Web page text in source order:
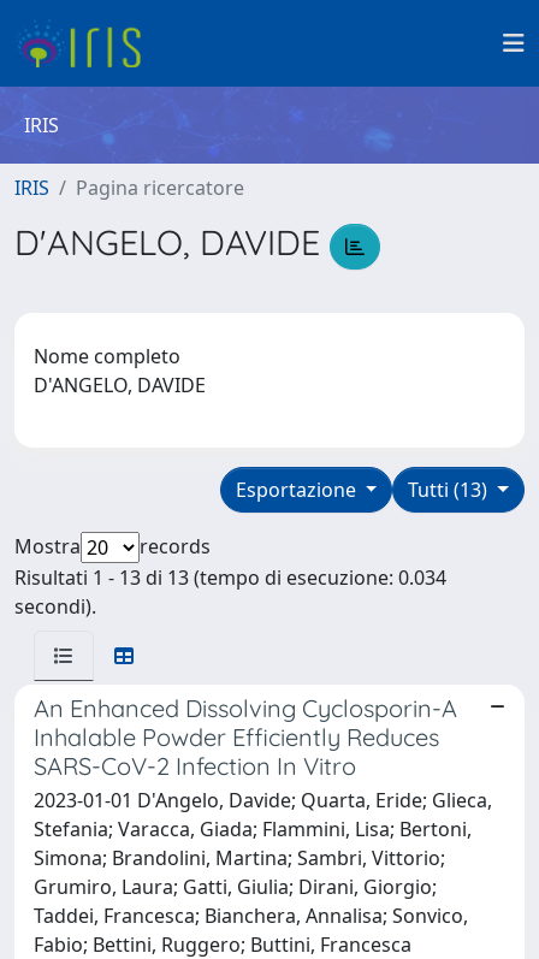
IRIS
IRIS Pagina ricercatore
D'ANGELO, DAVIDE
Nome completo
D'ANGELO, DAVIDE
Tutti (13)
Esportazione
Mostra
records
Risultati 1 - 13 di 13 (tempo di esecuzione: 0.034
secondi).
An Enhanced Dissolving Cyclosporin-A
Inhalable Powder Efficiently Reduces
SARS-CoV-2 Infection In Vitro
2023-01-01 D'Angelo, Davide; Quarta, Eride; Glieca,
Stefania; Varacca, Giada; Flammini, Lisa; Bertoni,
Simona; Brandolini, Martina; Sambri, Vittorio;
Grumiro, Laura; Gatti, Giulia; Dirani, Giorgio;
Taddei, Francesca; Bianchera, Annalisa; Sonvico,
Fabio; Bettini, Ruggero; Buttini, Francesca